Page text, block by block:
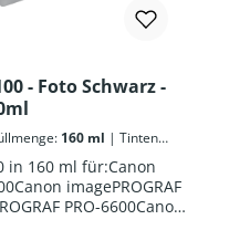
- Foto Schwarz -
160 ml |
in 160 ml für:Canon
imagePROGRAF
PRO-6600Canon